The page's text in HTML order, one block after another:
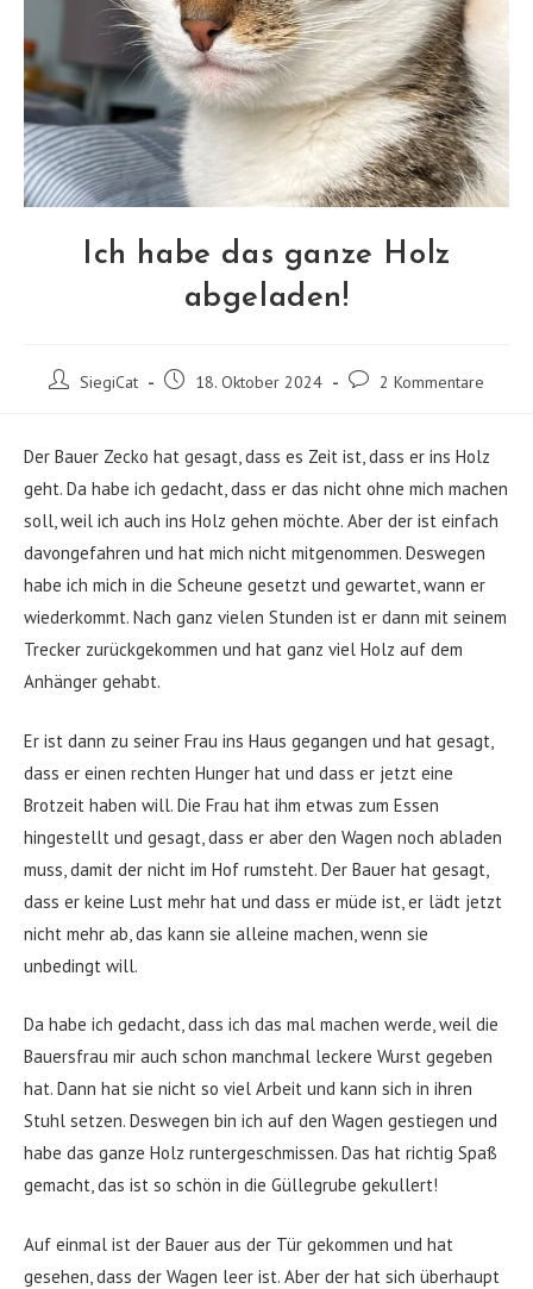
Ich habe das ganze Holz
abgeladen!
Beitrags-SiegiCat
Beitrag18. Oktober 2024
Beitrags-2 Kommentare
Der Bauer Zecko hat gesagt, dass es Zeit ist, dass er ins Holz
geht. Da habe ich gedacht, dass er das nicht ohne mich machen
soll, weil ich auch ins Holz gehen möchte. Aber der ist einfach
davongefahren und hat mich nicht mitgenommen. Deswegen
habe ich mich in die Scheune gesetzt und gewartet, wann er
wiederkommt. Nach ganz vielen Stunden ist er dann mit seinem
Trecker zurückgekommen und hat ganz viel Holz auf dem
Anhänger gehabt.
Er ist dann zu seiner Frau ins Haus gegangen und hat gesagt,
dass er einen rechten Hunger hat und dass er jetzt eine
Brotzeit haben will. Die Frau hat ihm etwas zum Essen
hingestellt und gesagt, dass er aber den Wagen noch abladen
muss, damit der nicht im Hof rumsteht. Der Bauer hat gesagt,
dass er keine Lust mehr hat und dass er müde ist, er lädt jetzt
nicht mehr ab, das kann sie alleine machen, wenn sie
unbedingt will.
Da habe ich gedacht, dass ich das mal machen werde, weil die
Bauersfrau mir auch schon manchmal leckere Wurst gegeben
hat. Dann hat sie nicht so viel Arbeit und kann sich in ihren
Stuhl setzen. Deswegen bin ich auf den Wagen gestiegen und
habe das ganze Holz runtergeschmissen. Das hat richtig Spaß
gemacht, das ist so schön in die Güllegrube gekullert!
Auf einmal ist der Bauer aus der Tür gekommen und hat
gesehen, dass der Wagen leer ist. Aber der hat sich überhaupt